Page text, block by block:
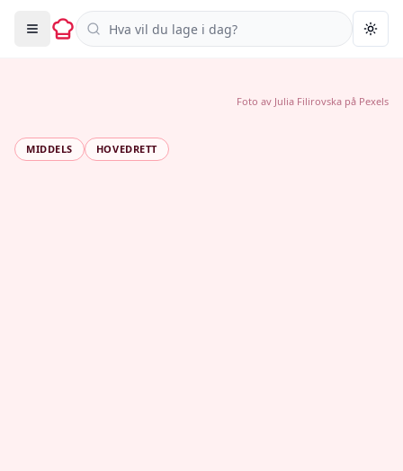
Søk i oppskrifter
MIDDELS HOVEDRETT
Foto av Julia Filirovska på Pexels